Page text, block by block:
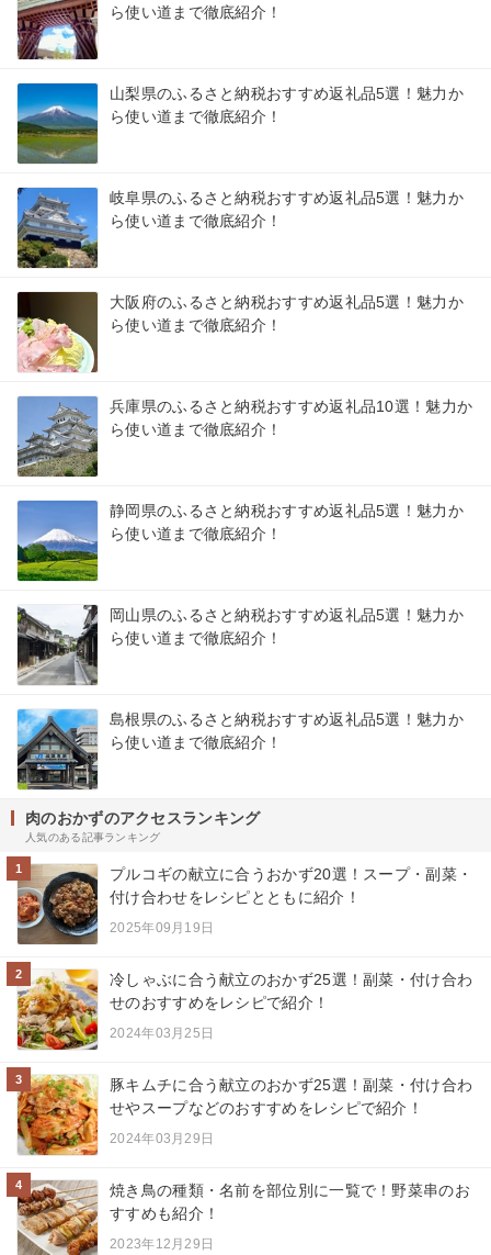
ら使い道まで徹底紹介！
山梨県のふるさと納税おすすめ返礼品5選！魅力か
ら使い道まで徹底紹介！
岐阜県のふるさと納税おすすめ返礼品5選！魅力か
ら使い道まで徹底紹介！
大阪府のふるさと納税おすすめ返礼品5選！魅力か
ら使い道まで徹底紹介！
兵庫県のふるさと納税おすすめ返礼品10選！魅力か
ら使い道まで徹底紹介！
静岡県のふるさと納税おすすめ返礼品5選！魅力か
ら使い道まで徹底紹介！
岡山県のふるさと納税おすすめ返礼品5選！魅力か
ら使い道まで徹底紹介！
島根県のふるさと納税おすすめ返礼品5選！魅力か
ら使い道まで徹底紹介！
肉のおかずのアクセスランキング
人気のある記事ランキング
1
プルコギの献立に合うおかず20選！スープ・副菜・
付け合わせをレシピとともに紹介！
2025年09月19日
2
冷しゃぶに合う献立のおかず25選！副菜・付け合わ
せのおすすめをレシピで紹介！
2024年03月25日
3
豚キムチに合う献立のおかず25選！副菜・付け合わ
せやスープなどのおすすめをレシピで紹介！
2024年03月29日
4
焼き鳥の種類・名前を部位別に一覧で！野菜串のお
すすめも紹介！
2023年12月29日